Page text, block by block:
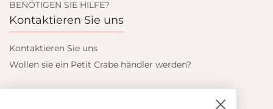
BENÖTIGEN SIE HILFE?
Kontaktieren Sie uns
Kontaktieren Sie uns
Wollen sie ein Petit Crabe händler werden?